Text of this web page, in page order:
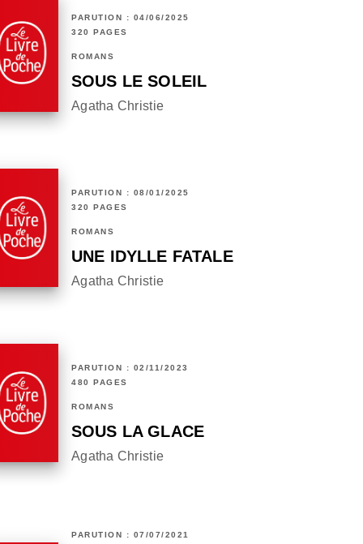
PARUTION : 04/06/2025
320 PAGES
ROMANS
SOUS LE SOLEIL
Agatha Christie
PARUTION : 08/01/2025
320 PAGES
ROMANS
UNE IDYLLE FATALE
Agatha Christie
PARUTION : 02/11/2023
480 PAGES
ROMANS
SOUS LA GLACE
Agatha Christie
PARUTION : 07/07/2021